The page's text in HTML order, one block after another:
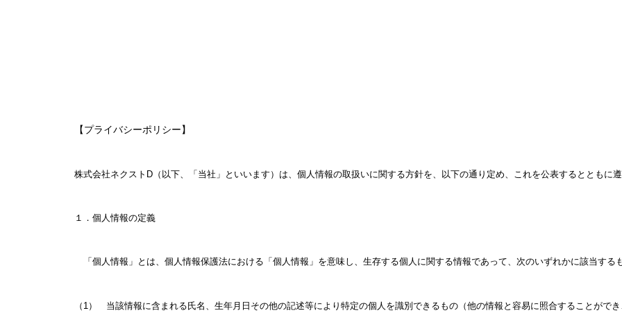
【プライバシーポリシー】
株式会社ネクストD（以下、「当社」といいます）は、個人情報の取扱いに関する方針を、 以下の通り定め、これを公表するとともに
１．個人情報の定義
「個人情報」とは、個人情報保護法における「個人情報」を意味し、生存する個人に関する情報であって、次のいずれかに該当する
（1） 当該情報に含まれる氏名、生年月日その他の記述等により特定の個人を識別できるもの（他の情報と容易に照合することがで